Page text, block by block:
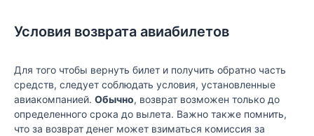
Условия возврата авиабилетов
Для того чтобы вернуть билет и получить обратно часть
средств, следует соблюдать условия, установленные
авиакомпанией. Обычно, возврат возможен только до
определенного срока до вылета. Важно также помнить,
что за возврат денег может взиматься комиссия за